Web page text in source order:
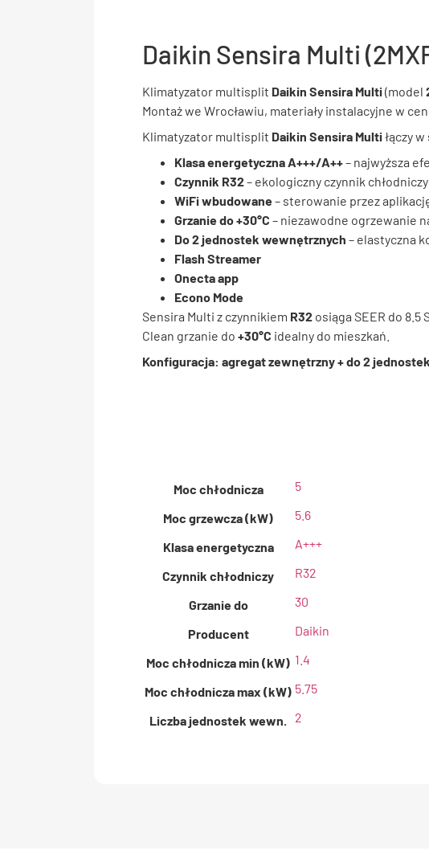
Daikin Sensira Multi
Klimatyzator multisplit Daikin Sensira Multi(model
Montaż we Wrocławiu, materiały instalacyjne w
Klimatyzator multisplit Daikin Sensira Multiłączy
Klasa energetyczna A+++/A++– najwyższa
Czynnik R32– ekologiczny czynnik
WiFi wbudowane– sterowanie przez
Grzanie do +30°C – niezawodne ogrzewanie
Do 2 jednostek wewnętrznych – elastyczna
Flash Streamer
Onecta app
Econo Mode
Sensira Multi z czynnikiem R32 osiąga SEER do 8.5
Clean grzanie do +30°C idealny do mieszkań.
Konfiguracja: agregat zewnętrzny + do 2
Moc chłodnicza 5
Moc grzewcza (kW) 5.6
Klasa energetyczna A+++
Czynnik chłodniczy R32
Grzanie do 30
Producent Daikin
Moc chłodnicza min (kW) 1.4
Moc chłodnicza max (kW) 5.75
Liczba jednostek wewn. 2